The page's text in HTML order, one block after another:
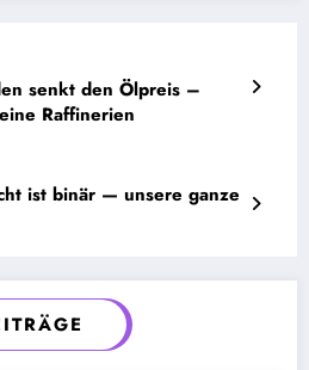
senkt den Ölpreis –
Raffinerien
ist binär — unsere ganze